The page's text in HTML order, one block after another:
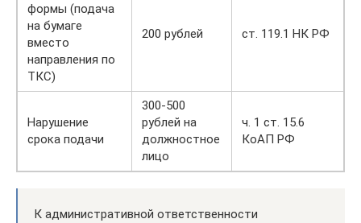
формы (подача
на бумаге
вместо
направления по
ТКС)
200 рублей ст. 119.1 НК РФ
Нарушение
срока подачи
300-500
рублей на
должностное
лицо
ч. 1 ст. 15.6
КоАП РФ
К административной ответственности